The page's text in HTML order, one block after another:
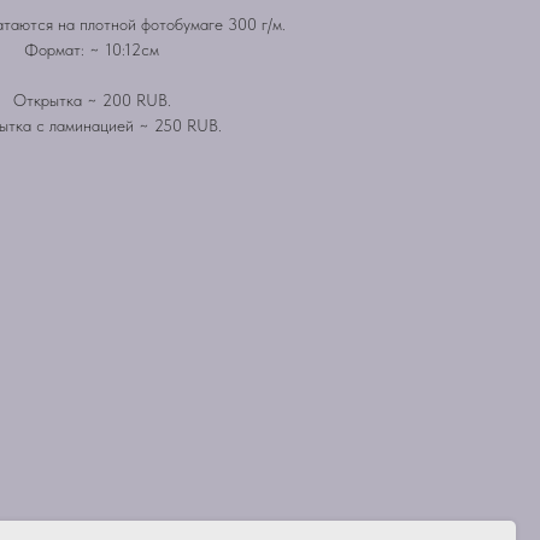
на плотной фотобумаге 300 г/м.
Формат: ~ 10:12см
Открытка ~ 200 RUB.
с ламинацией ~ 250 RUB.